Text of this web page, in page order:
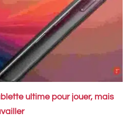
ultime pour jouer, mais